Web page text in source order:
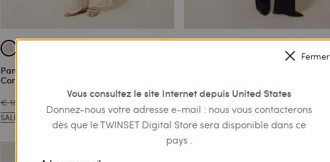
Pantalon en mousseline avec broderie
Cornely
€ 186.00
SALES
€ 201.00 € 100.50
SALES
Fermer
Vous consultez le site Internet depuis United States
Donnez-nous votre adresse e-mail : nous vous contacterons
dès que le TWINSET Digital Store sera disponible dans ce
pays .